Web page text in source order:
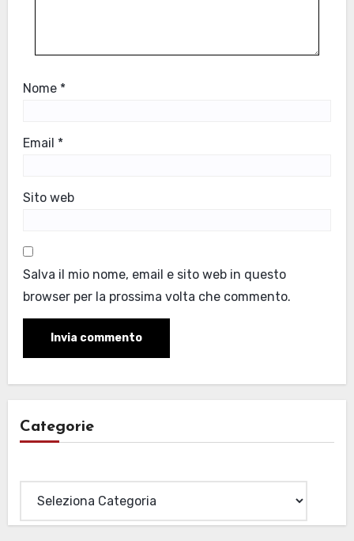
Nome *
Email *
Sito web
Salva il mio nome, email e sito web in questo
browser per la prossima volta che commento.
Categorie